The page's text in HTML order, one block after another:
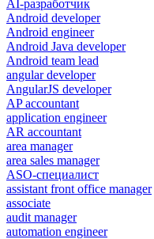
AI-разработчик
Android developer
Android engineer
Android Java developer
Android team lead
angular developer
AngularJS developer
AP accountant
application engineer
AR accountant
area manager
area sales manager
ASO-специалист
assistant front office manager
associate
audit manager
automation engineer